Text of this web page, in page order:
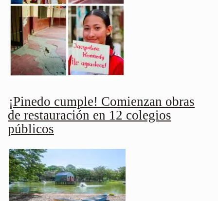
¡Pinedo cumple! Comienzan obras
de restauración en 12 colegios
públicos